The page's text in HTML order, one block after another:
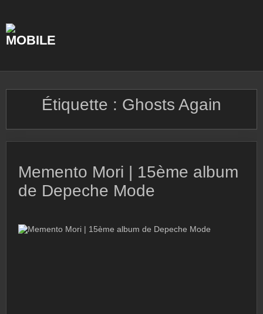
content
Étiquette : Ghosts Again
Memento Mori | 15ème album
de Depeche Mode